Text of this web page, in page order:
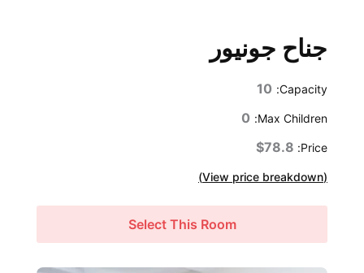
جناح جونيور
Capacity:
10
Max Children:
0
Price:
$78.8
(View price breakdown)
Select This Room